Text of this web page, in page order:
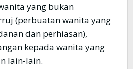
yang bukan
(perbuatan wanita yang
dan perhiasan),
kepada wanita yang
lain-lain.